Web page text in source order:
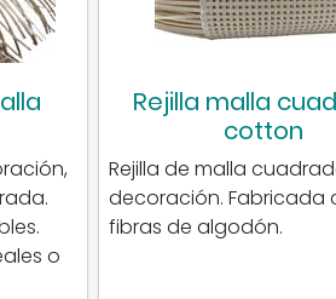
o
Rejilla malla
cotton
Rejilla de malla
decoración. Fabricada
fibras de algodón.